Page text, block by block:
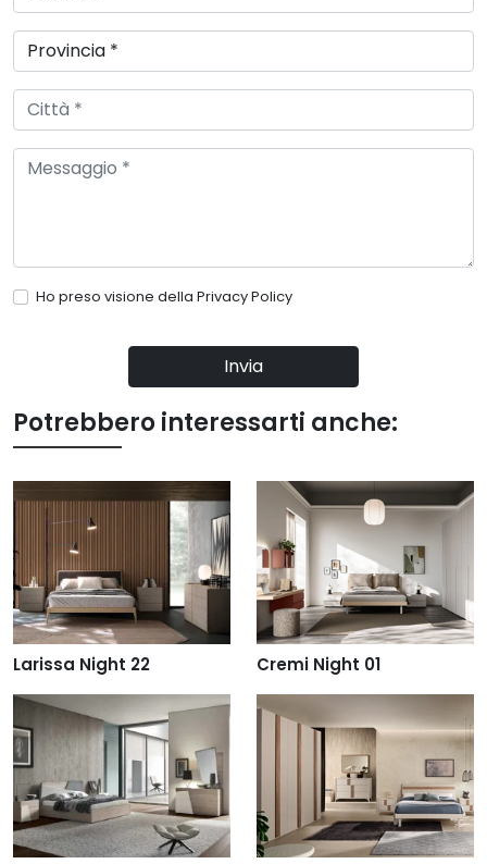
Ho preso visione della Privacy Policy
Invia
Potrebbero interessarti anche:
Larissa Night 22 Cremi Night 01